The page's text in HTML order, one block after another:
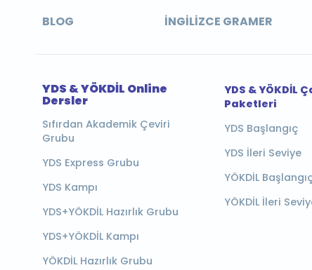
BLOG İNGILIZCE GRAMER
YDS & YÖKDİL Online
Dersler
Sıfırdan Akademik Çeviri
Grubu
YDS Express Grubu
YDS Kampı
YDS+YÖKDİL Hazırlık Grubu
YDS+YÖKDİL Kampı
YÖKDİL Hazırlık Grubu
YDS & YÖKDİL
Paketleri
YDS Başlangıç
YDS İleri Seviye
YÖKDİL
YÖKDİL İleri